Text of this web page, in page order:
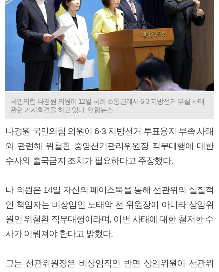
국민의힘 나경원 의원이 12일 국회 소통관에서 6·3 지방선거 부실 사태
관련 기자회견을 하고 있다. 연합뉴스
나경원 국민의힘 의원이 6·3 지방선거 투표용지 부족 사태
와 관련해 위철환 중앙선거관리위원장 직무대행에 대한
수사와 출국금지 조치가 필요하다고 주장했다.
나 의원은 14일 자신의 페이스북을 통해 선관위의 실질적
인 책임자는 비상임인 노태악 전 위원장이 아니라 상임위
원인 위철환 직무대행이라며, 이번 사태에 대한 철저한 수
사가 이뤄져야 한다고 밝혔다.
그는 선관위원장은 비상임직인 반면 상임위원이 선관위